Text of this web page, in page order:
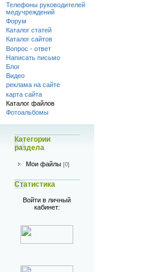
Телефоны руководителей
медучреждений
Форум
Каталог статей
Каталог сайтов
Вопрос - ответ
Написать письмо
Блог
Видео
реклама на сайте
карта сайта
Каталог файлов
Фотоальбомы
Категории
раздела
Мои файлы [0]
Статистика
Войти в личный
кабинет: